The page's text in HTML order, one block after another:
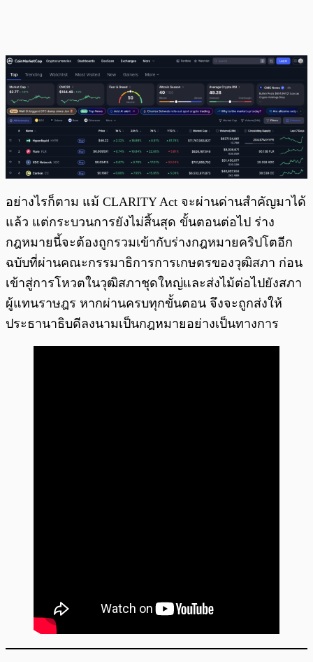
อย่างไรก็ตาม แม้ CLARITY Act จะผ่านด่านสำคัญมาได้
แล้ว แต่กระบวนการยังไม่สิ้นสุด ขั้นตอนต่อไป ร่าง
กฎหมายนี้จะต้องถูกรวมเข้ากับร่างกฎหมายคริปโตอีก
ฉบับที่ผ่านคณะกรรมาธิการการเกษตรของวุฒิสภา ก่อน
เข้าสู่การโหวตในวุฒิสภาชุดใหญ่และส่งไม้ต่อไปยังสภา
ผู้แทนราษฎร หากผ่านครบทุกขั้นตอน จึงจะถูกส่งให้
ประธานาธิบดีลงนามเป็นกฎหมายอย่างเป็นทางการ